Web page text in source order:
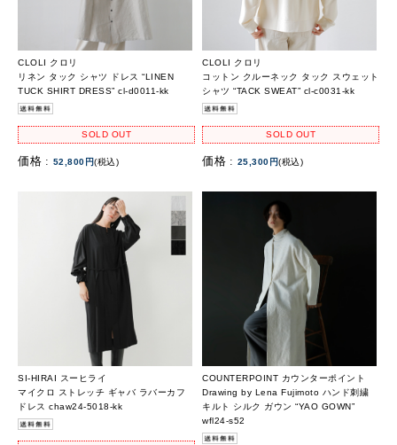
CLOLI クロリ
リネン タック シャツ ドレス “LINEN
TUCK SHIRT DRESS” cl-d0011-kk
SOLD OUT
価格 : 52,800円(税込)
CLOLI クロリ
コットン クルーネック タック スウェット
シャツ “TACK SWEAT” cl-c0031-kk
SOLD OUT
価格 : 25,300円(税込)
SI-HIRAI スーヒライ
マイクロ ストレッチ ギャバ ラバーカフ
ドレス chaw24-5018-kk
COUNTERPOINT カウンターポイント
Drawing by Lena Fujimoto ハンド刺繍
キルト シルク ガウン “YAO GOWN”
wfl24-s52